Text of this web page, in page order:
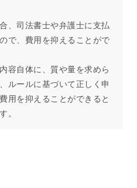
、司法書士や弁護士に支払
で、費用を抑えることがで
容自体に、質や量を求めら
ルールに基づいて正しく申
用を抑えることができると
。